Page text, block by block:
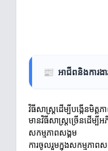
📰 អាជីពនិងការងា
វិធីសាស្ត្រដើម្បីបង្កើនមិត្តភ
មានវិធីសាស្ត្រច្រើនដើម្បី
សកម្មភាពសង្គម
ការចូលរួមក្នុងសកម្មភាព